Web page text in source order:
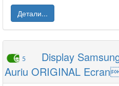
Детали...
5
Display
Auriu ORIGINAL